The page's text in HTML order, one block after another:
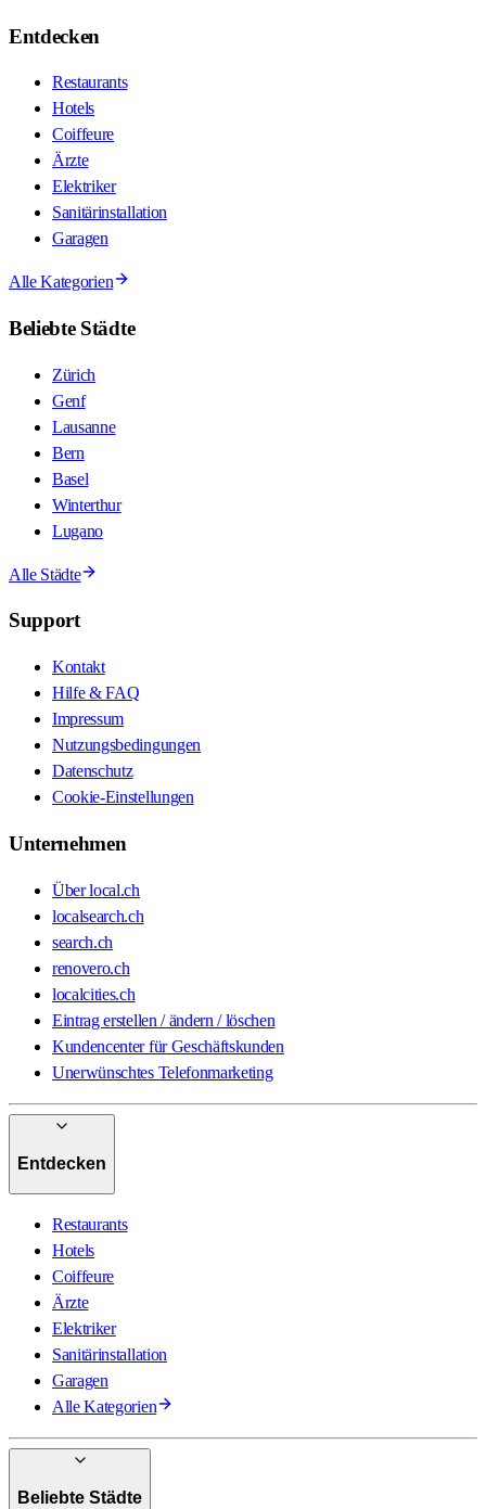
Entdecken
Restaurants
Hotels
Coiffeure
Ärzte
Elektriker
Sanitärinstallation
Garagen
Alle Kategorien
Beliebte Städte
Zürich
Genf
Lausanne
Bern
Basel
Winterthur
Lugano
Alle Städte
Support
Kontakt
Hilfe & FAQ
Impressum
Nutzungsbedingungen
Datenschutz
Cookie-Einstellungen
Unternehmen
Über local.ch
localsearch.ch
search.ch
renovero.ch
localcities.ch
Eintrag erstellen / ändern / löschen
Kundencenter für Geschäftskunden
Unerwünschtes Telefonmarketing
Entdecken
Restaurants
Hotels
Coiffeure
Ärzte
Elektriker
Sanitärinstallation
Garagen
Alle Kategorien
Beliebte Städte